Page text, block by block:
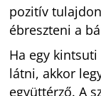
pozitív
ébreszteni a
Ha egy
látni, akkor
együttérző. A